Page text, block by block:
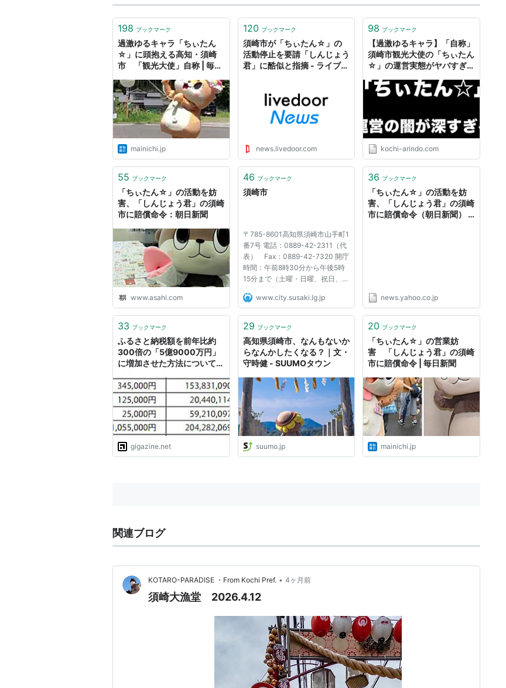
198 ブックマーク
過激ゆるキャラ「ちぃたん
☆」に頭抱える高知・須崎
市 「観光大使」自称 | 毎日
mainichi.jp
120 ブックマーク
須崎市が「ちぃたん☆」の
活動停止を要請「しんじょう
君」に酷似と指摘 - ライブド
news.livedoor.com
98 ブックマーク
【過激ゆるキャラ】「自称」
須崎市観光大使の「ちぃたん
☆」の運営実態がヤバすぎ
kochi-arindo.com
55 ブックマーク
「ちぃたん☆」の活動を妨
害、「しんじょう君」の須崎
市に賠償命令：朝日新聞
www.asahi.com
46 ブックマーク
須崎市
〒785-8601高知県須崎市山手町1
番7号 電話：0889-42-2311（代
表） Fax：0889-42-7320 開庁
時間：午前8時30分から午後5時
15分まで（土曜・日曜、祝日、年
末年始を除く）
www.city.susaki.lg.jp
36 ブックマーク
「ちぃたん☆」の活動を妨
害、「しんじょう君」の須崎
市に賠償命令（朝日新聞） -
news.yahoo.co.jp
33 ブックマーク
ふるさと納税額を前年比約
300倍の「5億9000万円」
に増加させた方法について須
ました
gigazine.net
29 ブックマーク
高知県須崎市、なんもないか
らなんかしたくなる？｜文・
守時健 - SUUMOタウン
suumo.jp
20 ブックマーク
「ちぃたん☆」の営業妨
害 「しんじょう君」の須崎
市に賠償命令 | 毎日新聞
mainichi.jp
関連ブログ
KOTARO-PARADISE ・From Kochi Pref. • 4ヶ月前
須崎大漁堂 2026.4.12